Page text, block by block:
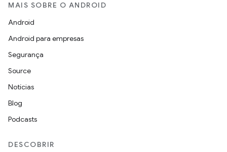
MAIS SOBRE O ANDROID
Android
Android para empresas
Segurança
Source
Notícias
Blog
Podcasts
DESCOBRIR